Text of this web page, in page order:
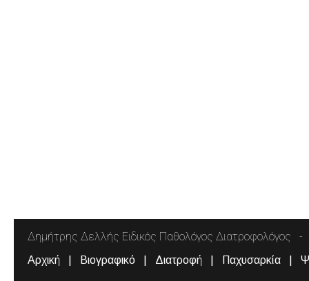
Δημήτρης Δελλής Ειδικός Παθολόγος Διατροφολόγος
Αρχική Βιογραφικό Διατροφή Παχυσαρκία